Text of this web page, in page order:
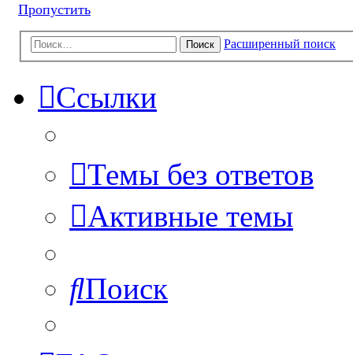
Пропустить
Поиск Расширенный поиск
Ссылки
Темы без ответов
Активные темы
Поиск